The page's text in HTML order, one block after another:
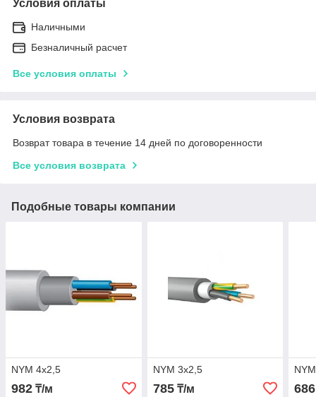
Условия оплаты
Наличными
Безналичный расчет
Все условия оплаты
Условия возврата
Возврат товара в течение 14 дней по договоренности
Все условия возврата
Подобные товары компании
NYM 4х2,5
982 ₸/м
NYM 3х2,5
785₸/м 686